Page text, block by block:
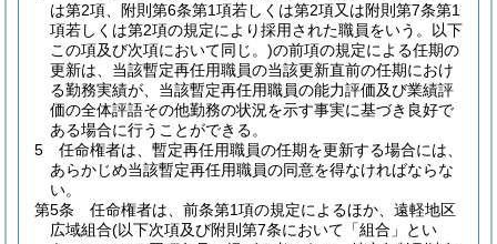
は第2項、附則第6条第1項若しくは第2項又は附則第7条第1
項若しくは第2項の規定により採用された職員をいう。以下
この項及び次項において同じ。)の前項の規定による任期の
更新は、当該暫定再任用職員の当該更新直前の任期におけ
る勤務実績が、当該暫定再任用職員の能力評価及び業績評
価の全体評語その他勤務の状況を示す事実に基づき良好で
ある場合に行うことができる。
5
任命権者は、暫定再任用職員の任期を更新する場合には、
あらかじめ当該暫定再任用職員の同意を得なければならな
い。
第5条
任命権者は、前条第1項の規定によるほか、遠軽地区
広域組合(以下次項及び附則第7条において「組合」とい